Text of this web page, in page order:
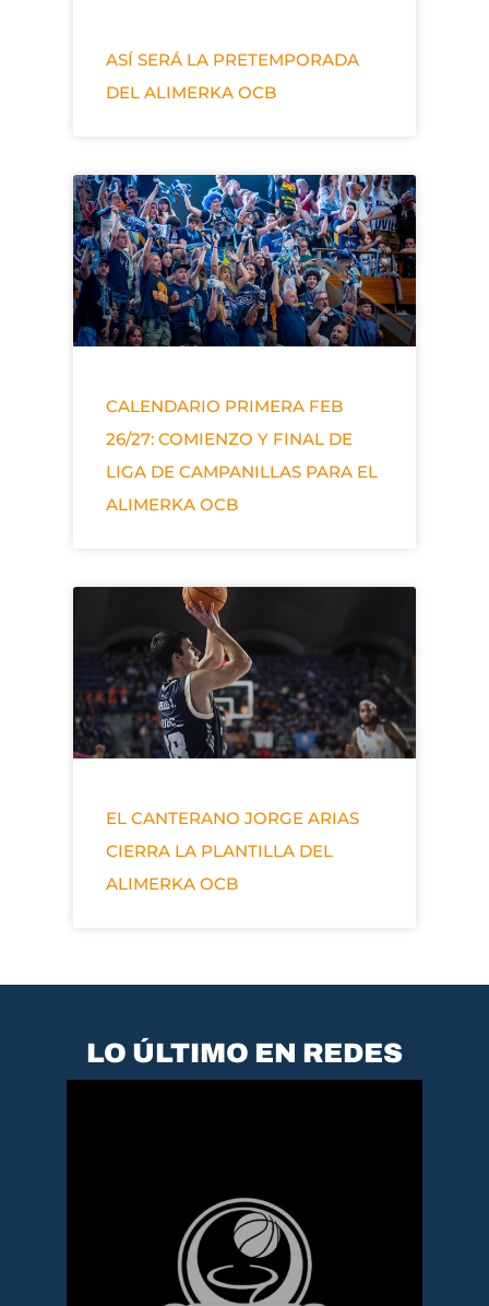
ASÍ SERÁ LA PRETEMPORADA
DEL ALIMERKA OCB
CALENDARIO PRIMERA FEB
26/27: COMIENZO Y FINAL DE
LIGA DE CAMPANILLAS PARA EL
ALIMERKA OCB
EL CANTERANO JORGE ARIAS
CIERRA LA PLANTILLA DEL
ALIMERKA OCB
LO ÚLTIMO EN REDES